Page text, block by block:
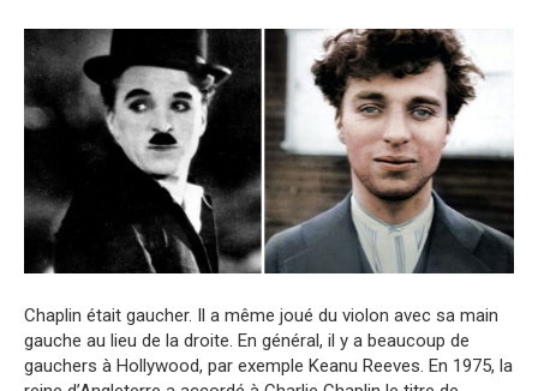
Chaplin était gaucher. Il a même joué du violon avec sa main
gauche au lieu de la droite. En général, il y a beaucoup de
gauchers à Hollywood, par exemple Keanu Reeves. En 1975, la